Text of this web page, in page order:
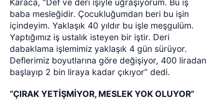
Karaca, “Def ve deri işiyle uğraşıyorum. Bu iş
baba mesleğidir. Çocukluğumdan beri bu işin
içindeyim. Yaklaşık 40 yıldır bu işle meşgulüm.
Yaptığımız iş ustalık isteyen bir iştir. Deri
dabaklama işlemimiz yaklaşık 4 gün sürüyor.
Deflerimiz boyutlarına göre değişiyor, 400 liradan
başlayıp 2 bin liraya kadar çıkıyor” dedi.
“ÇIRAK YETİŞMİYOR, MESLEK YOK OLUYOR”